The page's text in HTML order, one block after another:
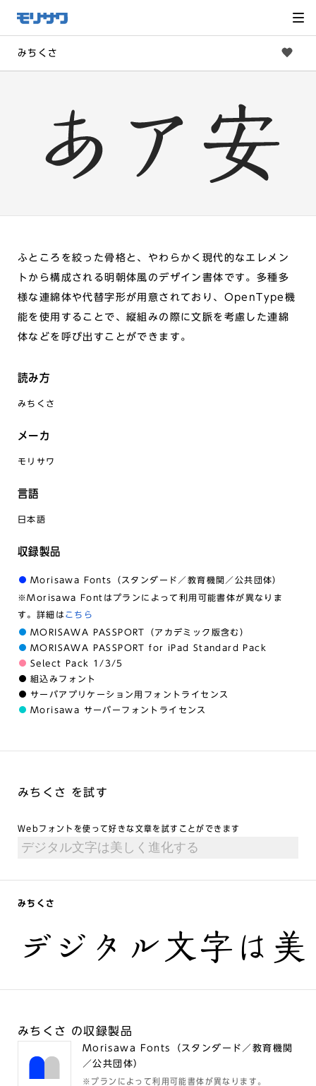
メ
ニュー
飛ばし
へ移動
みちくさ
ふところを絞った骨格と、やわらかく現代的なエレメン
トから構成される明朝体風のデザイン書体です。多種多
様な連綿体や代替字形が用意されており、OpenType機
能を使用することで、縦組みの際に文脈を考慮した連綿
体などを呼び出すことができます。
読み方
みちくさ
メーカ
モリサワ
言語
日本語
収録製品
Morisawa Fonts（スタンダード／教育機関／公共団体）
※Morisawa Fontはプランによって利用可能書体が異なりま
す。詳細は こちら
MORISAWA PASSPORT（アカデミック版含む）
MORISAWA PASSPORT for iPad Standard Pack
Select Pack 1/3/5
組込みフォント
サーバアプリケーション用フォントライセンス
Morisawa サーバーフォントライセンス
みちくさ を試す
Webフォントを使って好きな文章を試すことができます
みちくさ
デジタル文字は
みちくさ の収録製品
Morisawa Fonts（スタンダード／教育機関
／公共団体）
※プランによって利用可能書体が異なります。